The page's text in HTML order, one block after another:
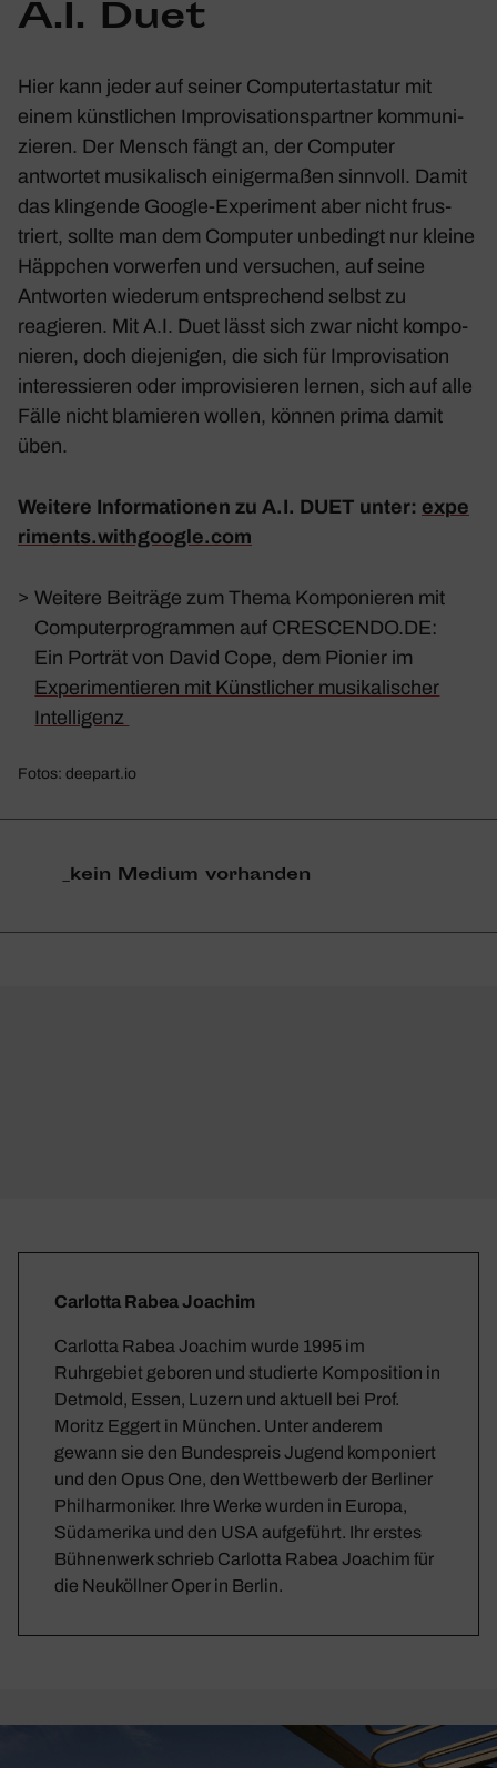
A.I. Duet
Hier kann jeder auf seiner Compu­ter­tas­tatur mit
einem künst­li­chen Impro­vi­sa­ti­ons­partner kommu­ni­
zieren. Der Mensch fängt an, der Computer
antwortet musi­ka­lisch eini­ger­maßen sinn­voll. Damit
das klin­gende Google-Expe­ri­ment aber nicht frus­
triert, sollte man dem Computer unbe­dingt nur kleine
Häpp­chen vorwerfen und versu­chen, auf seine
Antworten wiederum entspre­chend selbst zu
reagieren. Mit A.I. Duet lässt sich zwar nicht kompo­
nieren, doch dieje­nigen, die sich für Impro­vi­sa­tion
inter­es­sieren oder impro­vi­sieren lernen, sich auf alle
Fälle nicht blamieren wollen, können prima damit
üben.
Weitere Infor­ma­tionen zu A.I. DUET unter: expe​
ri​ments​.with​google​.com
> Weitere Beiträge zum Thema Komponieren mit
Computerprogrammen auf CRESCENDO.DE:
Ein Porträt von David Cope, dem Pionier im
Experimentieren mit Künstlicher musikalischer
Intelligenz
Fotos: deepart.io
_​kein Medium vorhanden
Carlotta Rabea Joachim
Carlotta Rabea Joachim wurde 1995 im
Ruhrgebiet geboren und studierte Komposition in
Detmold, Essen, Luzern und aktuell bei Prof.
Moritz Eggert in München. Unter anderem
gewann sie den Bundespreis Jugend komponiert
und den Opus One, den Wettbewerb der Berliner
Philharmoniker. Ihre Werke wurden in Europa,
Südamerika und den USA aufgeführt. Ihr erstes
Bühnenwerk schrieb Carlotta Rabea Joachim für
die Neuköllner Oper in Berlin.